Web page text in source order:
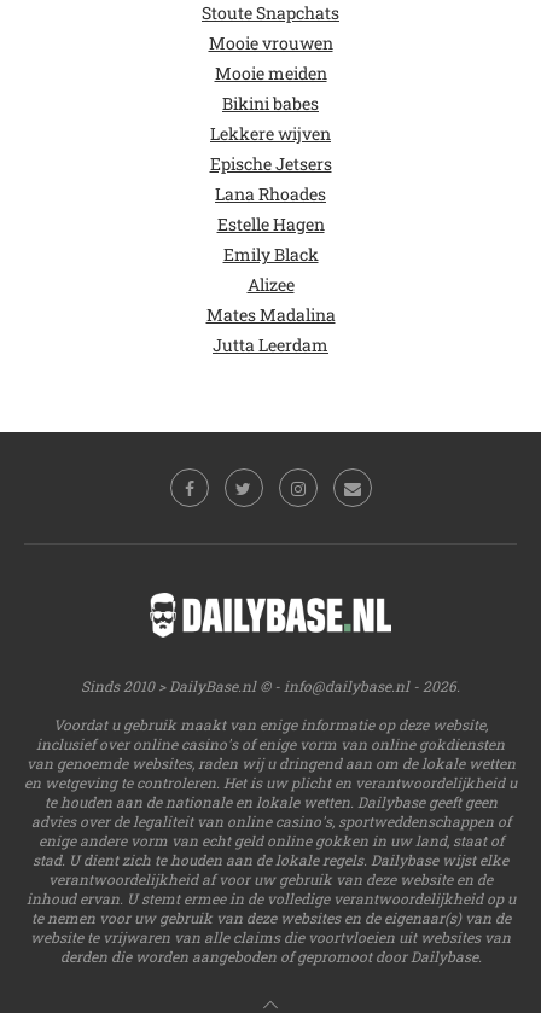
Stoute Snapchats
Mooie vrouwen
Mooie meiden
Bikini babes
Lekkere wijven
Epische Jetsers
Lana Rhoades
Estelle Hagen
Emily Black
Alizee
Mates Madalina
Jutta Leerdam
Sinds 2010 > DailyBase.nl © -info@dailybase.nl- 2026.
Voordat u gebruik maakt van enige informatie op deze website,
inclusief over online casino's of enige vorm van online gokdiensten
van genoemde websites, raden wij u dringend aan om de lokale wetten
en wetgeving te controleren. Het is uw plicht en verantwoordelijkheid u
te houden aan de nationale en lokale wetten. Dailybase geeft geen
advies over de legaliteit van online casino's, sportweddenschappen of
enige andere vorm van echt geld online gokken in uw land, staat of
stad. U dient zich te houden aan de lokale regels. Dailybase wijst elke
verantwoordelijkheid af voor uw gebruik van deze website en de
inhoud ervan. U stemt ermee in de volledige verantwoordelijkheid op u
te nemen voor uw gebruik van deze websites en de eigenaar(s) van de
website te vrijwaren van alle claims die voortvloeien uit websites van
derden die worden aangeboden of gepromoot door Dailybase.